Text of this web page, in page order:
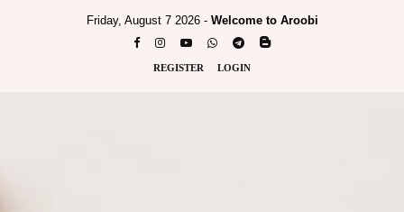
Friday, August 7 2026 - Welcome to Aroobi
REGISTER LOGIN